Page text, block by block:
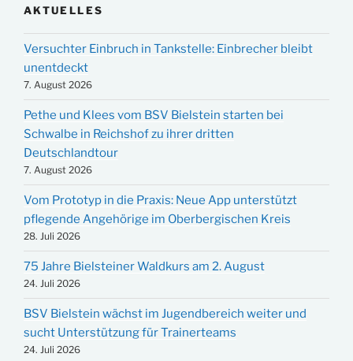
AKTUELLES
Versuchter Einbruch in Tankstelle: Einbrecher bleibt
unentdeckt
7. August 2026
Pethe und Klees vom BSV Bielstein starten bei
Schwalbe in Reichshof zu ihrer dritten
Deutschlandtour
7. August 2026
Vom Prototyp in die Praxis: Neue App unterstützt
pflegende Angehörige im Oberbergischen Kreis
28. Juli 2026
75 Jahre Bielsteiner Waldkurs am 2. August
24. Juli 2026
BSV Bielstein wächst im Jugendbereich weiter und
sucht Unterstützung für Trainerteams
24. Juli 2026